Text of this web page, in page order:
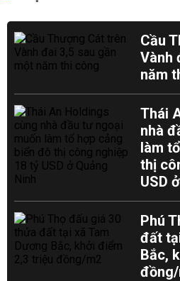
Cầu
Vành
năm
Thái
nhà
làm
thị
USD
Phú
đất
Bắc,